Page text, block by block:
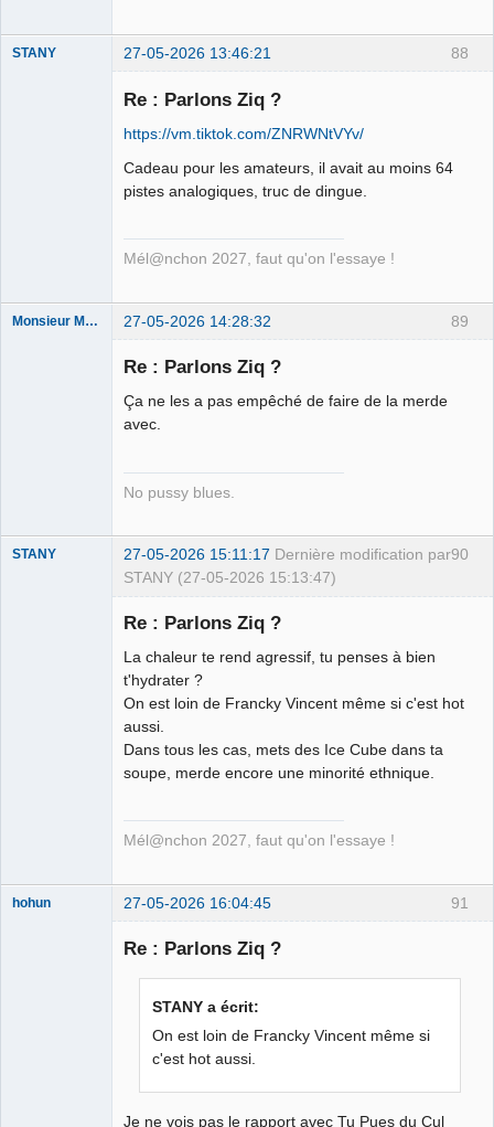
88
STANY 27-05-2026 13:46:21
Re : Parlons Ziq ?
https://vm.tiktok.com/ZNRWNtVYv/
Cadeau pour les amateurs, il avait au moins 64
pistes analogiques, truc de dingue.
Mél@nchon 2027, faut qu'on l'essaye !
89
Monsieur Maurice 27-05-2026 14:28:32
Re : Parlons Ziq ?
Ça ne les a pas empêché de faire de la merde
avec.
No pussy blues.
90
STANY 27-05-2026 15:11:17 Dernière modification par
STANY (27-05-2026 15:13:47)
Re : Parlons Ziq ?
La chaleur te rend agressif, tu penses à bien
t'hydrater ?
On est loin de Francky Vincent même si c'est hot
aussi.
Dans tous les cas, mets des Ice Cube dans ta
soupe, merde encore une minorité ethnique.
Mél@nchon 2027, faut qu'on l'essaye !
91
hohun 27-05-2026 16:04:45
Re : Parlons Ziq ?
STANY a écrit:
On est loin de Francky Vincent même si
c'est hot aussi.
Je ne vois pas le rapport avec Tu Pues du Cul